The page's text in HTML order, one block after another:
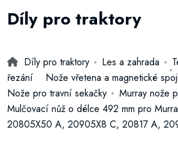
Díly pro traktory
Díly pro traktory Les a zahrada
řezání
Nože vřetena a magnetické
Nože pro travní sekačky
Murray nože
Mulčovací nůž o délce 492 mm pro
20805X50 A, 20905X8 C, 20817 A,